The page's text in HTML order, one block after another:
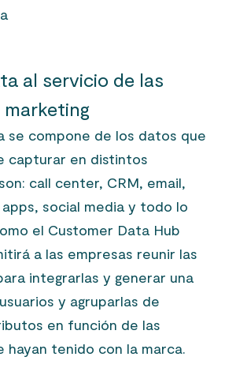
al servicio de las
se compone de los datos que
capturar en distintos
call center, CRM, email,
social media y todo lo
el Customer Data Hub
a las empresas reunir las
integrarlas y generar una
y agruparlas de
en función de las
hayan tenido con la marca.